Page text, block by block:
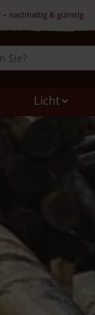
– nachhaltig & günstig
Licht